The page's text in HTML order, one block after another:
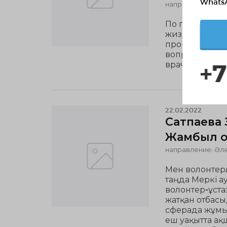
направление:
По
жизни
пропавших. Но
вопрос. Кому-
врачом. А
22.02.2022
Жамбыл
направление:
Мен
таңда Меркі
волонтер-
жатқан
сферада
еш уақытта